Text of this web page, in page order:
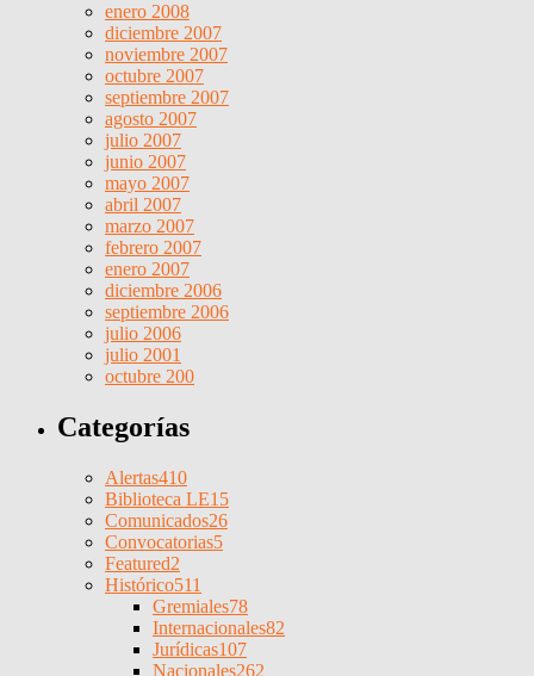
enero 2008
diciembre 2007
noviembre 2007
octubre 2007
septiembre 2007
agosto 2007
julio 2007
junio 2007
mayo 2007
abril 2007
marzo 2007
febrero 2007
enero 2007
diciembre 2006
septiembre 2006
julio 2006
julio 2001
octubre 200
Categorías
Alertas410
Biblioteca LE15
Comunicados26
Convocatorias5
Featured2
Histórico511
Gremiales78
Internacionales82
Jurídicas107
Nacionales262